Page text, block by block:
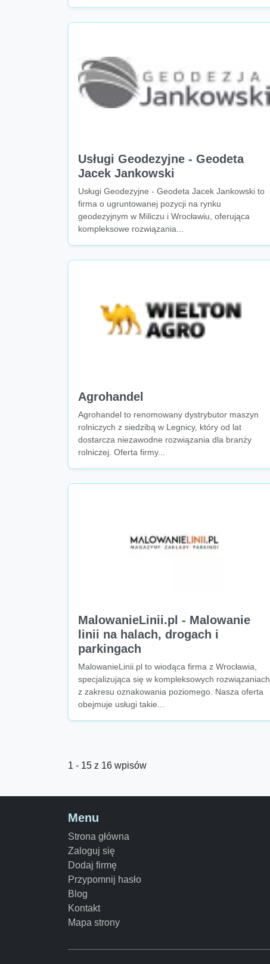
Usługi Geodezyjne - Geodeta
Jacek Jankowski
Usługi Geodezyjne - Geodeta Jacek Jankowski to
firma o ugruntowanej pozycji na rynku
geodezyjnym w Miliczu i Wrocławiu, oferująca
kompleksowe rozwiązania...
Agrohandel
Agrohandel to renomowany dystrybutor maszyn
rolniczych z siedzibą w Legnicy, który od lat
dostarcza niezawodne rozwiązania dla branży
rolniczej. Oferta firmy...
MalowanieLinii.pl - Malowanie
linii na halach, drogach i
parkingach
MalowanieLinii.pl to wiodąca firma z Wrocławia,
specjalizująca się w kompleksowych rozwiązaniach
z zakresu oznakowania poziomego. Nasza oferta
obejmuje usługi takie...
1 - 15 z 16 wpisów
Menu
Strona główna
Zaloguj się
Dodaj firmę
Przypomnij hasło
Blog
Kontakt
Mapa strony